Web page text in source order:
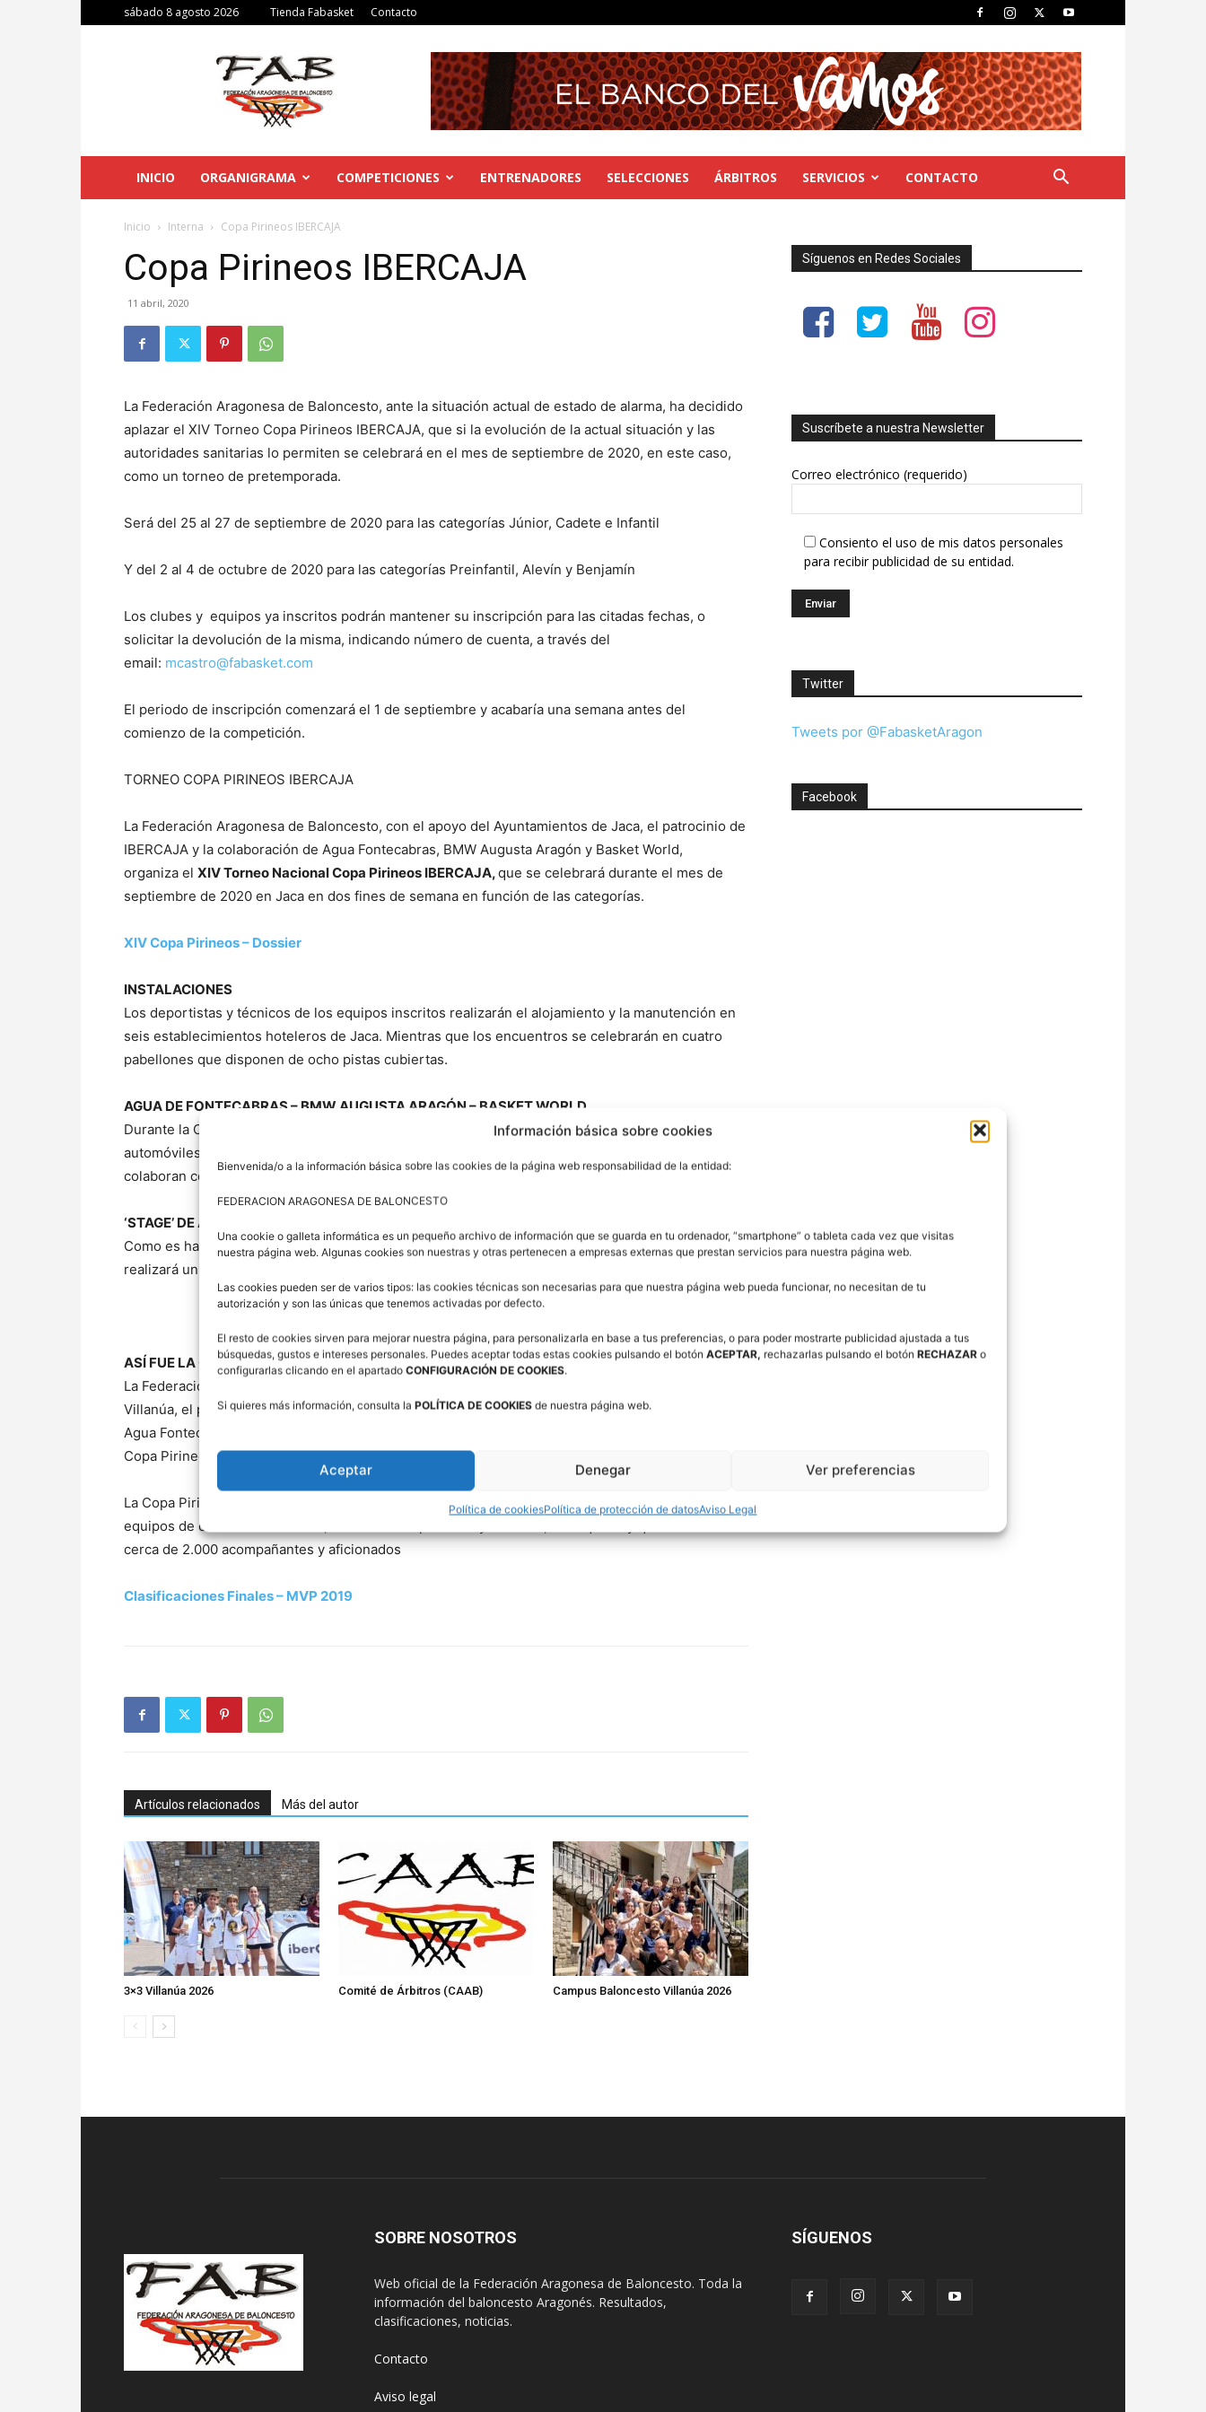
Información básica sobre cookies
Bienvenida/o a la información básica sobre las cookies de la página web responsabilidad de la entidad:
FEDERACION ARAGONESA DE BALONCESTO
Una cookie o galleta informática es un pequeño archivo de información que se guarda en tu ordenador, “smartphone” o tableta cada vez que visitas
nuestra página web. Algunas cookies son nuestras y otras pertenecen a empresas externas que prestan servicios para nuestra página web.
Las cookies pueden ser de varios tipos: las cookies técnicas son necesarias para que nuestra página web pueda funcionar, no necesitan de tu
autorización y son las únicas que tenemos activadas por defecto.
El resto de cookies sirven para mejorar nuestra página, para personalizarla en base a tus preferencias, o para poder mostrarte publicidad ajustada a tus
búsquedas, gustos e intereses personales. Puedes aceptar todas estas cookies pulsando el botón ACEPTAR, rechazarlas pulsando el botón RECHAZAR o
configurarlas clicando en el apartado CONFIGURACIÓN DE COOKIES.
Si quieres más información, consulta la POLÍTICA DE COOKIES de nuestra página web.
Aceptar Denegar Ver preferencias
Política de cookiesPolítica de protección de datosAviso Legal
sábado 8 agosto 2026 Tienda Fabasket Contacto
Federación
Aragonesa
INICIO ORGANIGRAMA COMPETICIONES ENTRENADORES SELECCIONES ÁRBITROS SERVICIOS CONTACTO
Inicio Interna Copa Pirineos IBERCAJA
Copa Pirineos IBERCAJA
11 abril, 2020
La Federación Aragonesa de Baloncesto, ante la situación actual de estado de alarma, ha decidido
aplazar el XIV Torneo Copa Pirineos IBERCAJA, que si la evolución de la actual situación y las
autoridades sanitarias lo permiten se celebrará en el mes de septiembre de 2020, en este caso,
como un torneo de pretemporada.
Será del 25 al 27 de septiembre de 2020 para las categorías Júnior, Cadete e Infantil
Y del 2 al 4 de octubre de 2020 para las categorías Preinfantil, Alevín y Benjamín
Los clubes y equipos ya inscritos podrán mantener su inscripción para las citadas fechas, o
solicitar la devolución de la misma, indicando número de cuenta, a través del
email: mcastro@fabasket.com
El periodo de inscripción comenzará el 1 de septiembre y acabaría una semana antes del
comienzo de la competición.
TORNEO COPA PIRINEOS IBERCAJA
La Federación Aragonesa de Baloncesto, con el apoyo del Ayuntamientos de Jaca, el patrocinio de
IBERCAJA y la colaboración de Agua Fontecabras, BMW Augusta Aragón y Basket World,
organiza el XIV Torneo Nacional Copa Pirineos IBERCAJA,que se celebrará durante el mes de
septiembre de 2020 en Jaca en dos fines de semana en función de las categorías.
XIV Copa Pirineos – Dossier
INSTALACIONES
Los deportistas y técnicos de los equipos inscritos realizarán el alojamiento y la manutención en
seis establecimientos hoteleros de Jaca. Mientras que los encuentros se celebrarán en cuatro
pabellones que disponen de ocho pistas cubiertas.
AGUA DE FONTECABRAS – BMW AUGUSTA ARAGÓN – BASKET WORLD
Durante la Copa Pirineos los deportistas se hidrataran con Agua de Fontecabras, podrán ver los
automóviles de BMW Augusta Aragón y conocer las novedades de Basket World, empresas que
colaboran con el baloncesto aragonés.
‘STAGE’ DE ÁRBITROS
Como es habitual todos los encuentros serán dirigidos por árbitros del Comité Aragonés, que
realizará un stage de formación durante la Copa Pirineos IBERCAJA.
ASÍ FUE LA COPA PIRINEOS 2019
La Federación Aragonesa de Baloncesto, con el apoyo de los Ayuntamientos de Jaca, Sabiñánigo y
Villanúa, el patrocinio de IBERCAJA y la colaboración de Agua Fontecabras, BMW Augusta Aragón,
Agua Fontecabras, B The Travel Brand, Grupo DÍA y Basket World, organizó el XIII Torneo Nacional
Copa Pirineos IBERCAJA 2019, que se celebró del 24 al 26 de mayo de 2019.
La Copa Pirineos IBERCAJA 2019 tuvo un gran éxito de participación, con la presencia de 120
equipos de cinco Comunidades, unos 1.600 deportistas y técnicos, a los que hay que unir los
cerca de 2.000 acompañantes y aficionados
Clasificaciones Finales – MVP 2019
Artículos relacionados Más del autor
3×3 Villanúa 2026 Comité de Árbitros (CAAB) Campus Baloncesto Villanúa 2026
Síguenos en Redes Sociales
Suscríbete a nuestra Newsletter
Correo electrónico (requerido)
Consiento el uso de mis datos personales
para recibir publicidad de su entidad.
Twitter
Tweets por @FabasketAragon
Facebook
SOBRE NOSOTROS
Web oficial de la Federación Aragonesa de Baloncesto. Toda la
información del baloncesto Aragonés. Resultados,
clasificaciones, noticias.
Contacto
Aviso legal
SÍGUENOS